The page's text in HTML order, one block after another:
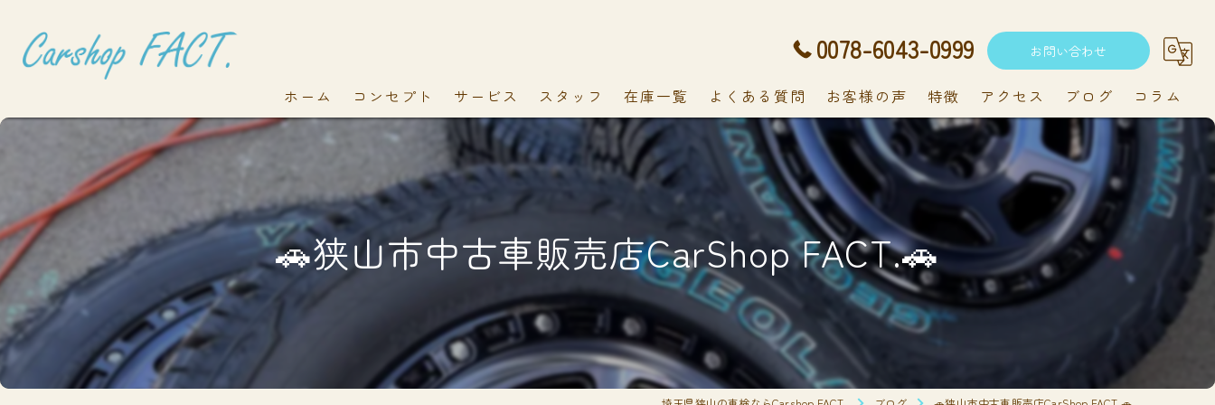
0078-6043-0999 お問い合わせ
ホーム コンセプト サービス スタッフ 在庫一覧 よくある質問 お客様の声 特徴
中古車
新車
持ち込み
メンテナンス
アクセス ブログ コラム
🚗狭山市中古車販売店CarShop FACT.🚗